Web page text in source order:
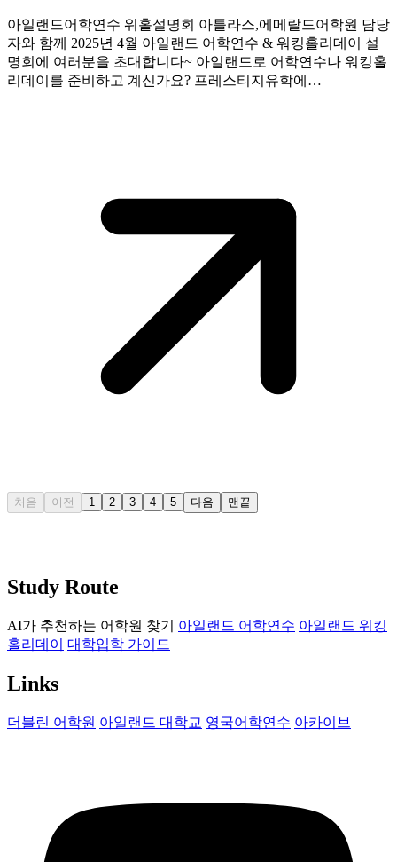
아일랜드어학연수 워홀설명회 아틀라스,에메랄드어학원 담당
자와 함께 2025년 4월 아일랜드 어학연수 & 워킹홀리데이 설
명회에 여러분을 초대합니다~ 아일랜드로 어학연수나 워킹홀
리데이를 준비하고 계신가요? 프레스티지유학에…
처음 이전 1 2 3 4 5 다음 맨끝
Study Route
AI가 추천하는 어학원 찾기 아일랜드 어학연수 아일랜드 워킹
홀리데이
대학입학 가이드
Links
더블린 어학원 아일랜드 대학교 영국어학연수 아카이브